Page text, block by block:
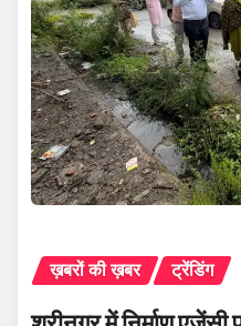
ख़बरों की ख़बर ट्रेंडिंग